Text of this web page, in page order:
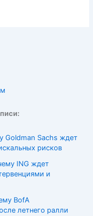
Goldman Sachs ждет
рисков
ING ждет
и
BofA
летнего ралли